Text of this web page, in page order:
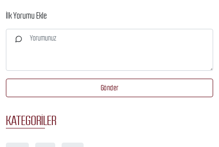
İlk Yorumu Ekle
Gönder
KATEGORILER